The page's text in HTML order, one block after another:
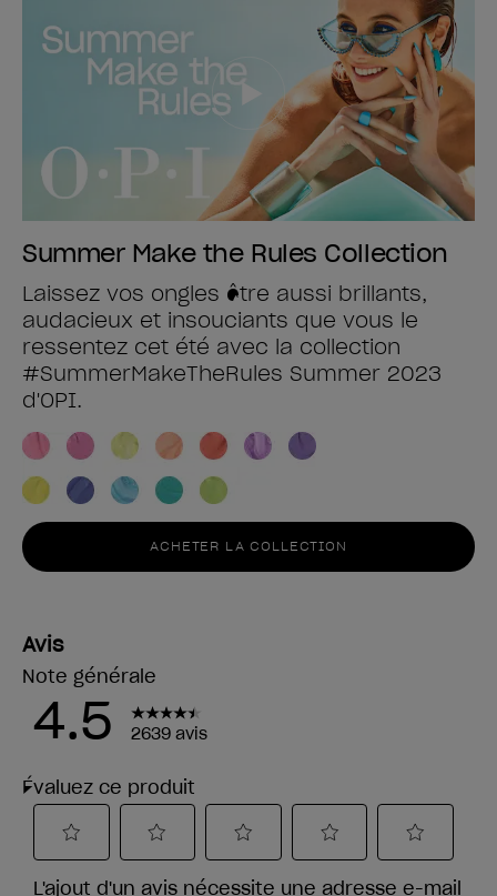
Summer Make the Rules Collection
Laissez vos ongles être aussi brillants,
audacieux et insouciants que vous le
ressentez cet été avec la collection
#SummerMakeTheRules Summer 2023
d'OPI.
ACHETER LA COLLECTION